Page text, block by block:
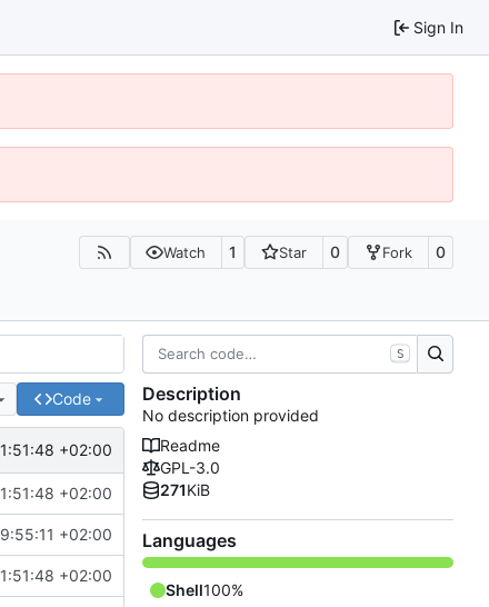
Sign In
Watch 1 Star 0 Fork 0
Code
+02:00
+02:00
+02:00
+02:00
S
Description
No description provided
Readme
GPL-3.0
271KiB
Languages
Shell100%